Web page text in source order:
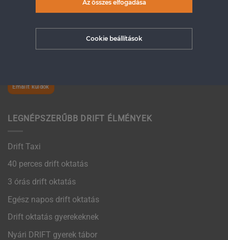
Ha van még kérdésed és nem találtad meg a Gyakran
Ismételt Kérdések oldalon, hívj minket bátran:+36 30 540
Emailt küldök
LEGNÉPSZERŰBB DRIFT ÉLMÉNYEK
Drift Taxi
40 perces drift oktatás
3 órás drift oktatás
Egész napos drift oktatás
Drift oktatás gyerekeknek
Nyári DRIFT gyerek tábor
Az összes elfogadása
Cookie beállítások